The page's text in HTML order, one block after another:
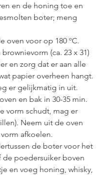
en de honing toe en
boter; meng
oven voor op 180 ºC.
(ca. 23 x 31)
en zorg dat er aan alle
papier overheen hangt.
er gelijkmatig in uit.
en bak in 30-35 min.
vorm schudt, mag er
Neem uit de oven
afkoelen.
de boter voor het
de poedersuiker boven
en voeg honing, whisky,